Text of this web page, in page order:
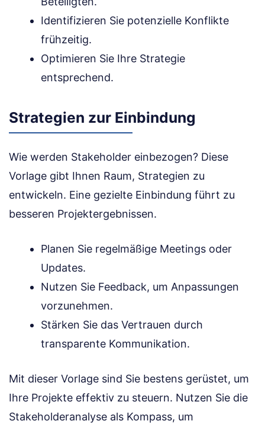
Identifizieren Sie potenzielle Konflikte
frühzeitig.
Optimieren Sie Ihre Strategie
entsprechend.
Strategien zur Einbindung
Wie werden Stakeholder einbezogen? Diese
Vorlage gibt Ihnen Raum, Strategien zu
entwickeln. Eine gezielte Einbindung führt zu
besseren Projektergebnissen.
Planen Sie regelmäßige Meetings oder
Updates.
Nutzen Sie Feedback, um Anpassungen
vorzunehmen.
Stärken Sie das Vertrauen durch
transparente Kommunikation.
Mit dieser Vorlage sind Sie bestens gerüstet, um
Ihre Projekte effektiv zu steuern. Nutzen Sie die
Stakeholderanalyse als Kompass, um